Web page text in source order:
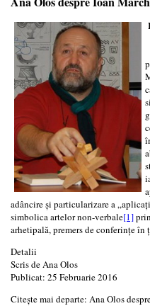
adâncire şi particularizare a
simbolica artelor non-verbale[1]
arhetipală, premers de conferinţe
Detalii
Scris deAna Olos
Publicat: 25 Februarie 2016
Citește mai departe: Ana Olos